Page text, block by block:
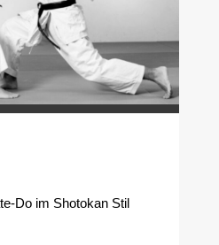
Do im Shotokan Stil